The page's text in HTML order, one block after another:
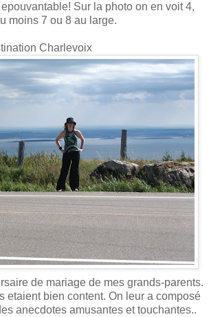
Sur la photo on en voit 4,
moins 7 ou 8 au large.
Charlevoix
de mariage de mes grands-parents.
etaient bien content. On leur a composé
anecdotes amusantes et touchantes..